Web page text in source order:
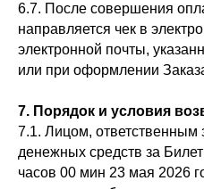
6.7. После совершения
направляется чек в
электронной почты,
или при оформлении
7. Порядок и условия
7.1. Лицом, ответственным
денежных средств за
часов 00 мин 23 мая 2026